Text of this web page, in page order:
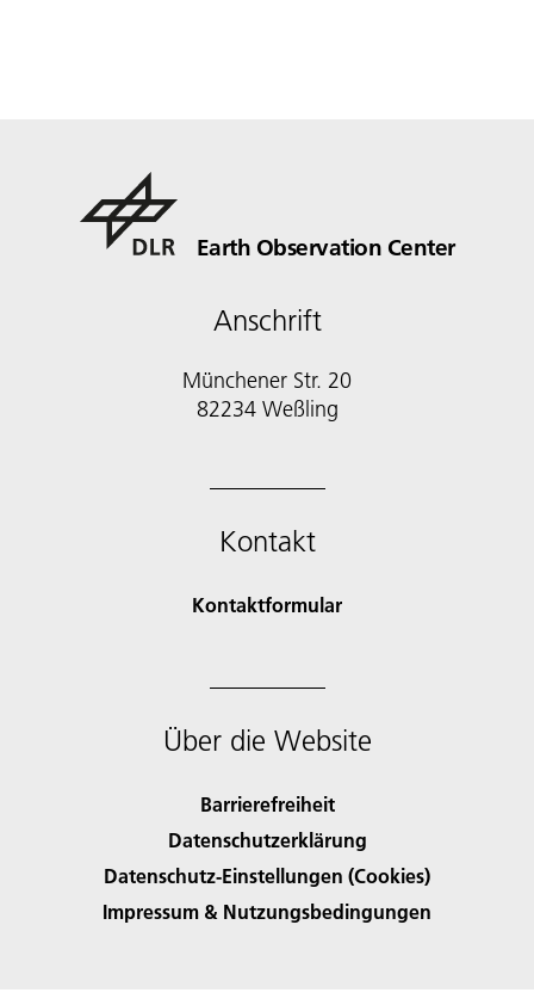
Earth Observation Center
Anschrift
Münchener Str. 20
Kontakt
Kontaktformular
Über die Website
Barrierefreiheit
Datenschutzerklärung
Datenschutz-Einstellungen (Cookies)
Impressum & Nutzungsbedingungen